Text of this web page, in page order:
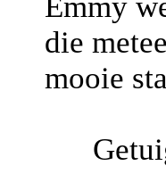
Emmy
die
mooie